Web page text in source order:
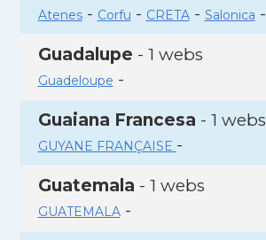
Atenes- Corfu - CRETA- Salonica -
Guadalupe - 1 webs
Guadeloupe -
Guaiana Francesa - 1 webs
GUYANE FRANÇAISE -
Guatemala - 1 webs
GUATEMALA-